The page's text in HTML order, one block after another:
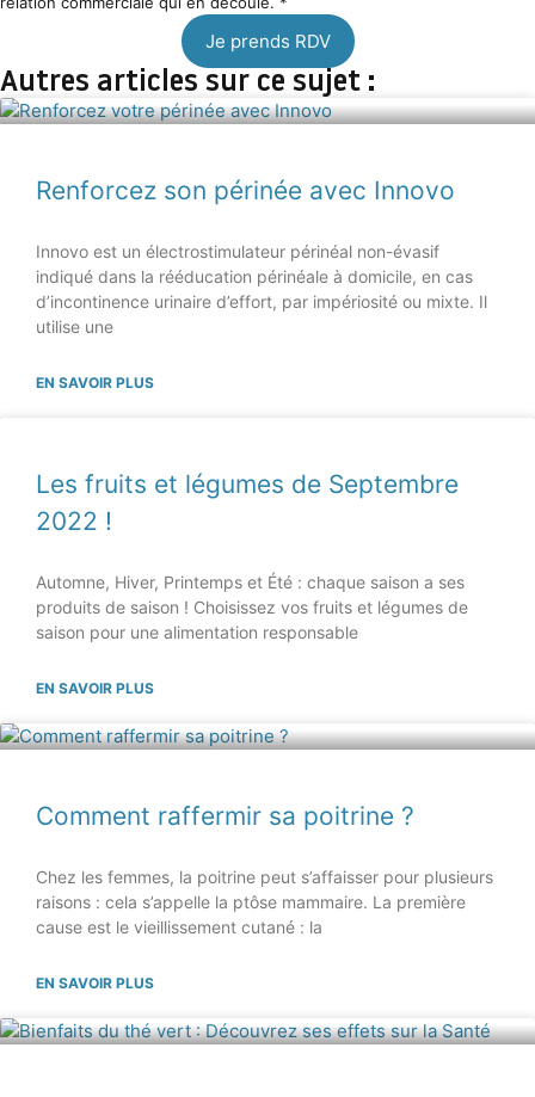
Je prends RDV
Autres articles sur ce sujet :
Renforcez son périnée avec Innovo
Innovo est un électrostimulateur périnéal non-évasif
indiqué dans la rééducation périnéale à domicile, en cas
d’incontinence urinaire d’effort, par impériosité ou mixte. Il
utilise une
EN SAVOIR PLUS
Les fruits et légumes de Septembre
2022 !
Automne, Hiver, Printemps et Été : chaque saison a ses
produits de saison ! Choisissez vos fruits et légumes de
saison pour une alimentation responsable
EN SAVOIR PLUS
Comment raffermir sa poitrine ?
Chez les femmes, la poitrine peut s’affaisser pour plusieurs
raisons : cela s’appelle la ptôse mammaire. La première
cause est le vieillissement cutané : la
EN SAVOIR PLUS